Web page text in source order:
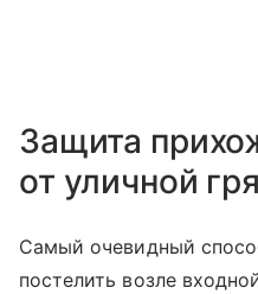
Защита
от уличной
Самый очевидный
постелить возле